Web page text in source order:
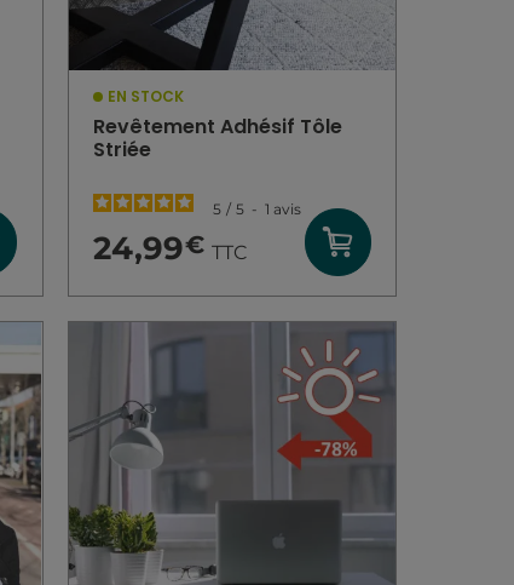
EN STOCK
Revêtement Adhésif Tôle
Striée
5 / 5 - 1 avis
24,99€ TTC